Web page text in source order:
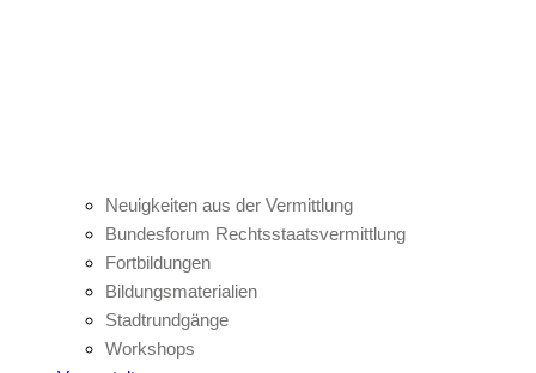
Neuigkeiten aus der Vermittlung
Bundesforum Rechtsstaatsvermittlung
Fortbildungen
Bildungsmaterialien
Stadtrundgänge
Workshops